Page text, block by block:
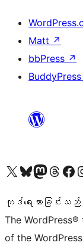
Matt ↗
bbPress ↗
BuddyPress
ကျွန်ုပ်တို့၏ X (ယခင် Twitter) အကောင့်သို့ သွားရောက်ကြည့်ရှုပါကျွန်ုပ်တို့၏ Bluesky အကောင့်သို့ ဝင်ရောက်ကြည့်ရှုရန်
ကျွန်ုပ်တို့၏ Mastodon အကောင့်သို့ သွားရောက်ကြည့်ရှုပါကျွန်ုပ်တို့၏ Threads အကောင့်သို့ ဝင်ရောက်ကြည့်ရှုရန်
ကျွန်ုပ်တို့၏ Facebook စာမျက်နှာသို့ သွားရောက်ကြည့်ရှုပါကျွန်ုပ်တို့၏
ကုဒ်ရေးသားခြင်း
The
of the